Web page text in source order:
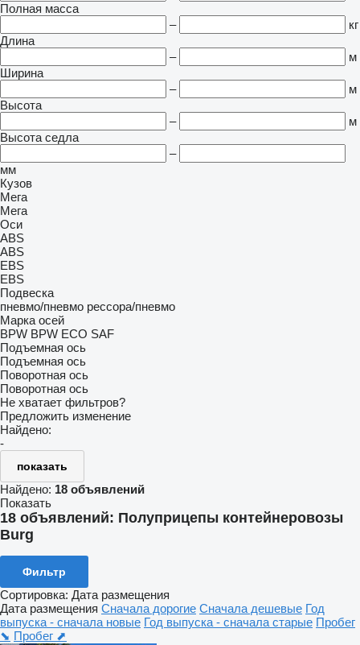
Полная масса
–
кг
Длина
–
м
Ширина
–
м
Высота
–
м
Высота седла
–
мм
Кузов
Мега
Мега
Оси
ABS
ABS
EBS
EBS
Подвеска
пневмо/пневмо рессора/пневмо
Марка осей
BPW BPW ECO SAF
Подъемная ось
Подъемная ось
Поворотная ось
Поворотная ось
Не хватает фильтров?
Предложить изменение
Найдено:
-
показать
Найдено: 18 объявлений
Показать
18 объявлений: Полуприцепы контейнеровозы
Burg
Фильтр
Сортировка: Дата размещения
Дата размещения Сначала дорогие Сначала дешевые Год
выпуска - сначала новые Год выпуска - сначала старые Пробег
⬊ Пробег ⬈